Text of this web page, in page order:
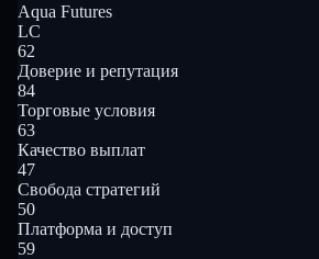
Aqua Futures
LC
62
Доверие и репутация
84
Торговые условия
63
Качество выплат
47
Свобода стратегий
50
Платформа и доступ
59